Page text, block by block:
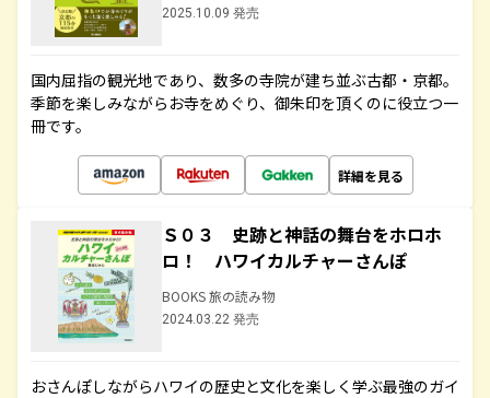
2025.10.09 発売
国内屈指の観光地であり、数多の寺院が建ち並ぶ古都・京都。
季節を楽しみながらお寺をめぐり、御朱印を頂くのに役立つ一
冊です。
詳細を見る
Ｓ０３ 史跡と神話の舞台をホロホ
ロ！ ハワイカルチャーさんぽ
BOOKS 旅の読み物
2024.03.22 発売
おさんぽしながらハワイの歴史と文化を楽しく学ぶ最強のガイ